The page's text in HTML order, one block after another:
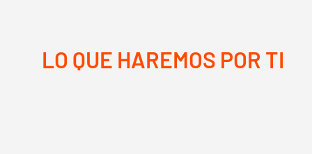
LO QUE HAREMOS POR TI